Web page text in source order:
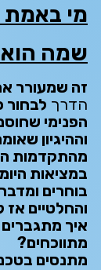
מי באמת
שמה
זה שמעורר
הדרך לבחור
הפנימי
וההיגיון
מהתקדמות
במציאות
בוחרים
והחלטיים
איך
מתווכחים?
מתנסים